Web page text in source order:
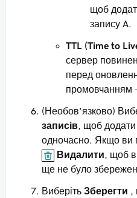
щоб
запису A.
TTL (Time to
сервер
перед
промовчанням
(Необов’язково)
записів , щоб додати
одночасно. Якщо ви
Видалити , щоб
ще не було
Виберіть Зберегти ,